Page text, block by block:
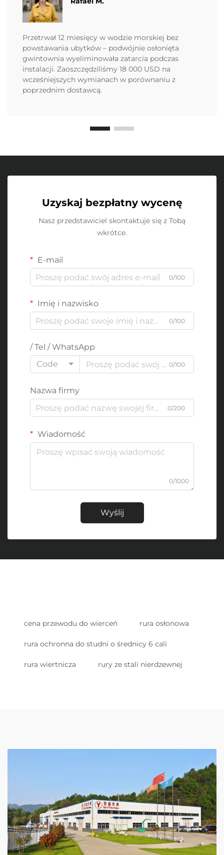
Przetrwał 12 miesięcy w wodzie morskiej bez
powstawania ubytków – podwójnie osłonięta
gwintownia wyeliminowała zatarcia podczas
instalacji. Zaoszczędziliśmy 18 000 USD na
wcześniejszych wymianach w porównaniu z
poprzednim dostawcą.
Uzyskaj bezpłatny wycenę
Nasz przedstawiciel skontaktuje się z Tobą
wkrótce.
E-mail
0/100
Imię i nazwisko
0/100
/ Tel / WhatsApp
Code
0/100
Nazwa firmy
0/200
Wiadomość
0/1000
Wyślij
cena przewodu do wierceń rura osłonowa
rura ochronna do studni o średnicy 6 cali
rura wiertnicza rury ze stali nierdzewnej